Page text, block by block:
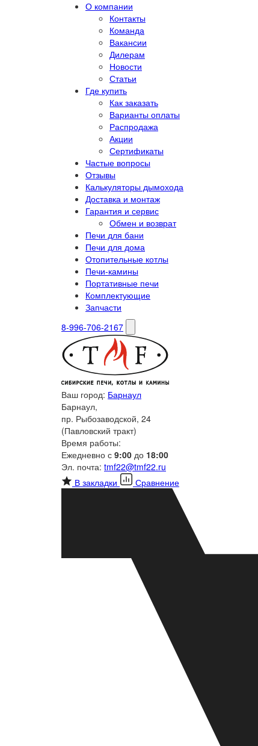
О компании
Контакты
Команда
Вакансии
Дилерам
Новости
Статьи
Где купить
Как заказать
Варианты оплаты
Распродажа
Акции
Сертификаты
Частые вопросы
Отзывы
Калькуляторы дымохода
Доставка и монтаж
Гарантия и сервис
Обмен и возврат
Печи для бани
Печи для дома
Отопительные котлы
Печи-камины
Портативные печи
Комплектующие
Запчасти
8-996-706-2167
Ваш город: Барнаул
Барнаул,
пр. Рыбозаводской, 24
(Павловский тракт)
Время работы:
Ежедневно с 9:00 до 18:00
Эл. почта: tmf22@tmf22.ru
В закладки
Сравнение